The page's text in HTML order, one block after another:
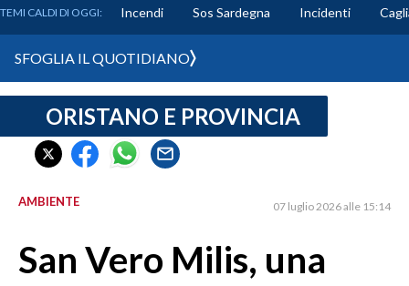
CRONACA SARDEGNA
CAGLIARI
SULCIS IGLESIENTE
ORISTANO E PROVINCIA
TEMI CALDI DI OGGI: Incendi Sos Sardegna Incidenti
SFOGLIA IL QUOTIDIANO
ORISTANO E PROVINCIA
AMBIENTE 07 luglio 2026 alle 15:14
San Vero Milis, una